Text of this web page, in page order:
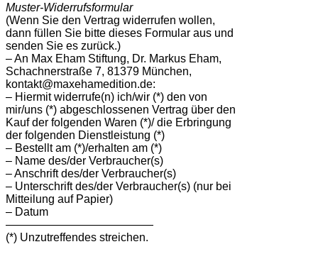
Muster-Widerrufsformular
(Wenn Sie den Vertrag widerrufen wollen,
dann füllen Sie bitte dieses Formular aus und
senden Sie es zurück.)
– An Max Eham Stiftung, Dr. Markus Eham,
Schachnerstraße 7, 81379 München,
kontakt@maxehamedition.de:
– Hiermit widerrufe(n) ich/wir (*) den von
mir/uns (*) abgeschlossenen Vertrag über den
Kauf der folgenden Waren (*)/ die Erbringung
der folgenden Dienstleistung (*)
– Bestellt am (*)/erhalten am (*)
– Name des/der Verbraucher(s)
– Anschrift des/der Verbraucher(s)
– Unterschrift des/der Verbraucher(s) (nur bei
Mitteilung auf Papier)
– Datum
—————————————
(*) Unzutreffendes streichen.